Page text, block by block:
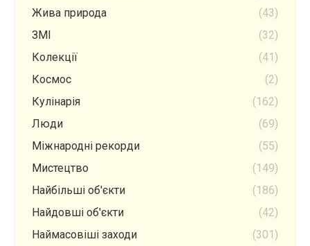
Жива природа
(43)
ЗМІ
(32)
Колекції
(41)
Космос
(2)
Кулінарія
(162)
Люди
(69)
Міжнародні рекорди
(55)
Мистецтво
(149)
Найбільші об'єкти
(186)
Найдовші об'єкти
(42)
Наймасовіші заходи
(301)